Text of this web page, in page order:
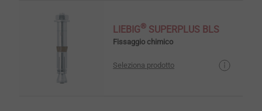
LIEBIG® SUPERPLUS BLS
Fissaggio chimico
Seleziona prodotto